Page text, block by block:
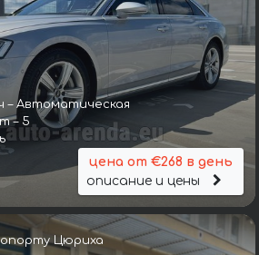
– Автоматическая
– 5
цена от €268 в день
описание и цены
Цюриха